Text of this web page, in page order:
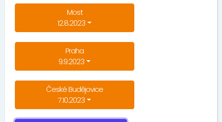
Most
12.8.2023
Praha
9.9.2023
České Budějovice
7.10.2023